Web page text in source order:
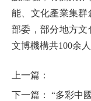
能、文化產業集群
部委，部分地方文
文博機構共100余人
上一篇：
下一篇： “多彩中